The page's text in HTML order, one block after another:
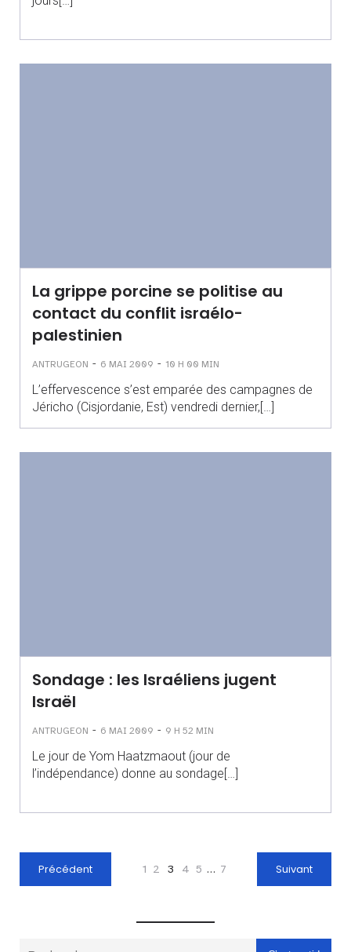
La grippe porcine se politise au
contact du conflit israélo-
palestinien
ANTRUGEON - 6 MAI 2009 - 10 H 00 MIN
L’effervescence s’est emparée des campagnes de
Jéricho (Cisjordanie, Est) vendredi dernier,[…]
Sondage : les Israéliens jugent
Israël
ANTRUGEON - 6 MAI 2009 - 9 H 52 MIN
Le jour de Yom Haatzmaout (jour de
l’indépendance) donne au sondage[…]
Précédent 1 2 3 4 5 … 7 Suivant